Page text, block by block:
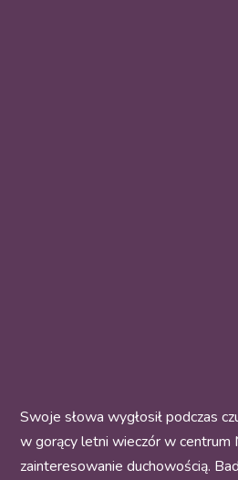
Swoje słowa wygłosił podczas
w gorący letni wieczór w centrum
zainteresowanie duchowością.